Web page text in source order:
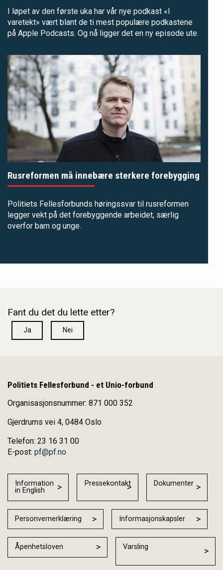
I løpet av den første uka har vår nye podkast «I
varetekt» vært blant de ti mest populære podkastene
på Apple Podcasts. Og nå ligger det en ny episode ute.
Rusreformen må innebære sterkere forebygging
Politiets Fellesforbunds høringssvar til rusreformen
legger vekt på det forebyggende arbeidet, særlig
overfor barn og unge.
Fant du det du lette etter?
Ja Nei
Politiets Fellesforbund - et Unio-forbund
Organisasjonsnummer: 871 000 352
Gjerdrums vei 4, 0484 Oslo
Telefon: 23 16 31 00
E-post: pf@pf.no
Information
in English
Pressekontakt Dokumenter
Personvernerklæring Informasjonskapsler
Åpenhetsloven Varsling